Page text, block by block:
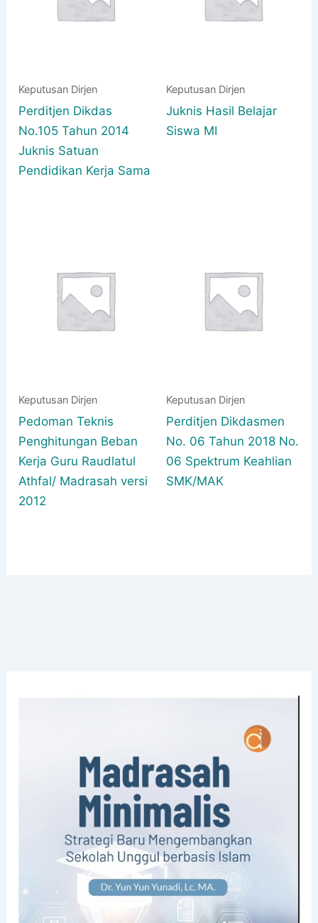
Keputusan Dirjen
Perditjen Dikdas
No.105 Tahun 2014
Juknis Satuan
Pendidikan Kerja Sama
Keputusan Dirjen
Juknis Hasil Belajar
Siswa MI
Keputusan Dirjen
Pedoman Teknis
Penghitungan Beban
Kerja Guru Raudlatul
Athfal/ Madrasah versi
2012
Keputusan Dirjen
Perditjen Dikdasmen
No. 06 Tahun 2018 No.
06 Spektrum Keahlian
SMK/MAK